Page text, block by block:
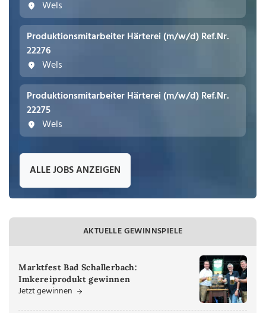
Wels
Produktionsmitarbeiter Härterei (m/w/d) Ref.Nr.
22276
Wels
Produktionsmitarbeiter Härterei (m/w/d) Ref.Nr.
22275
Wels
ALLE JOBS ANZEIGEN
AKTUELLE GEWINNSPIELE
Marktfest Bad Schallerbach:
Imkereiprodukt gewinnen
Jetzt gewinnen